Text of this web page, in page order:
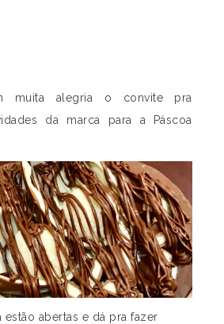
muita alegria o convite pra
da marca para a Páscoa
estão abertas e dá pra fazer